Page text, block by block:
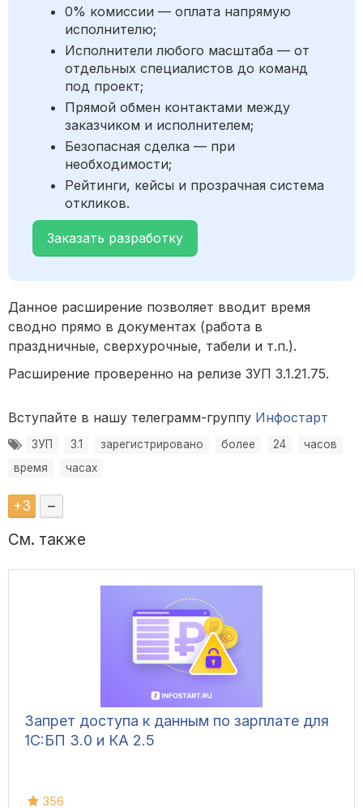
0% комиссии — оплата напрямую
исполнителю;
Исполнители любого масштаба — от
отдельных специалистов до команд
под проект;
Прямой обмен контактами между
заказчиком и исполнителем;
Безопасная сделка — при
необходимости;
Рейтинги, кейсы и прозрачная система
откликов.
Заказать разработку
Данное расширение позволяет вводит время
сводно прямо в документах (работа в
праздничные, сверхурочные, табели и т.п.).
Расширение проверенно на релизе ЗУП 3.1.21.75.
Вступайте в нашу телеграмм-группу Инфостарт
ЗУП 3.1 зарегистрировано более 24
часов
время
часах
+3 –
См. также
Запрет доступа к данным по зарплате для
1C:БП 3.0 и КА 2.5
356